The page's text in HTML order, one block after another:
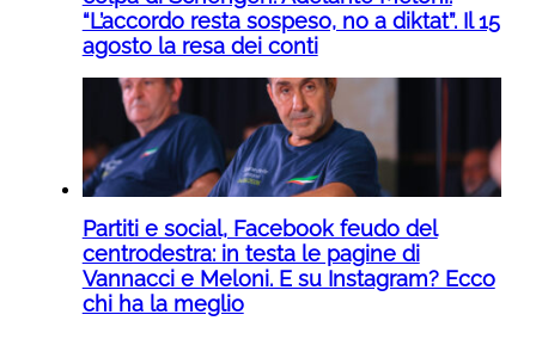
“L’accordo resta sospeso, no a diktat”. Il 15
agosto la resa dei conti
Partiti e social, Facebook feudo del
centrodestra: in testa le pagine di
Vannacci e Meloni. E su Instagram? Ecco
chi ha la meglio